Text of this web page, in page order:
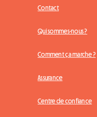
Contact
Qui sommes-nous ?
Comment ça marche ?
Assurance
Centre de confiance